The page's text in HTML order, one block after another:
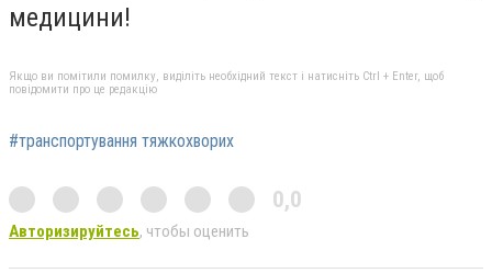
медицини!
Якщо ви помітили помилку, виділіть необхідний текст і натисніть Ctrl + Enter, щоб
повідомити про це редакцію
#транспортування тяжкохворих
0,0
Авторизируйтесь, чтобы оценить